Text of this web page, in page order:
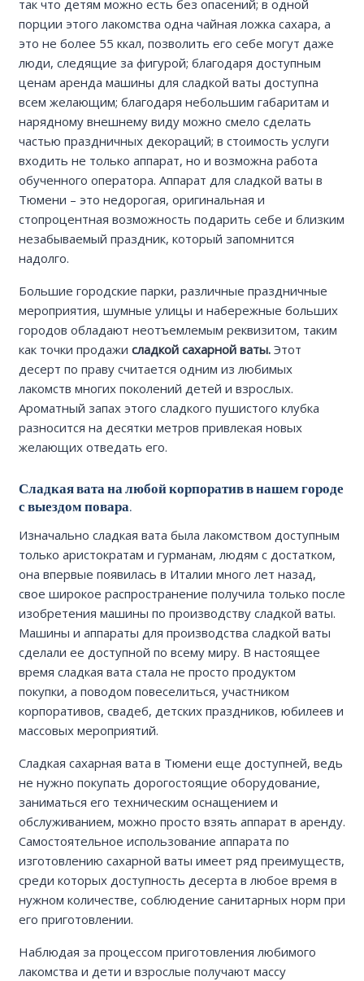
так что детям можно есть без опасений; в одной
порции этого лакомства одна чайная ложка сахара, а
это не более 55 ккал, позволить его себе могут даже
люди, следящие за фигурой; благодаря доступным
ценам аренда машины для сладкой ваты доступна
всем желающим; благодаря небольшим габаритам и
нарядному внешнему виду можно смело сделать
частью праздничных декораций; в стоимость услуги
входить не только аппарат, но и возможна работа
обученного оператора. Аппарат для сладкой ваты в
Тюмени – это недорогая, оригинальная и
стопроцентная возможность подарить себе и близким
незабываемый праздник, который запомнится
надолго.
Большие городские парки, различные праздничные
мероприятия, шумные улицы и набережные больших
городов обладают неотъемлемым реквизитом, таким
как точки продажи сладкой сахарной ваты. Этот
десерт по праву считается одним из любимых
лакомств многих поколений детей и взрослых.
Ароматный запах этого сладкого пушистого клубка
разносится на десятки метров привлекая новых
желающих отведать его.
Сладкая вата на любой корпоратив в нашем городе
с выездом повара.
Изначально сладкая вата была лакомством доступным
только аристократам и гурманам, людям с достатком,
она впервые появилась в Италии много лет назад,
свое широкое распространение получила только после
изобретения машины по производству сладкой ваты.
Машины и аппараты для производства сладкой ваты
сделали ее доступной по всему миру. В настоящее
время сладкая вата стала не просто продуктом
покупки, а поводом повеселиться, участником
корпоративов, свадеб, детских праздников, юбилеев и
массовых мероприятий.
Сладкая сахарная вата в Тюмени еще доступней, ведь
не нужно покупать дорогостоящие оборудование,
заниматься его техническим оснащением и
обслуживанием, можно просто взять аппарат в аренду.
Самостоятельное использование аппарата по
изготовлению сахарной ваты имеет ряд преимуществ,
среди которых доступность десерта в любое время в
нужном количестве, соблюдение санитарных норм при
его приготовлении.
Наблюдая за процессом приготовления любимого
лакомства и дети и взрослые получают массу